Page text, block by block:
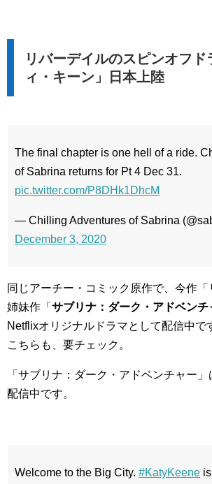
リバーデイルのスピンオフド
ィ・キーン」日本上陸
The final chapter is one hell of a ride.
of Sabrina returns for Pt 4 Dec 31.
pic.twitter.com/P8DHk1DhcM
— Chilling Adventures of Sabrina
December 3, 2020
同じアーチー・コミック原作で、今作
姉妹作「 サブリナ：ダーク・アドベンチ
Netflixオリジナルドラマとして配信中で
こちらも、要チェック。
「サブリナ：ダーク・アドベンチャー
配信中です。
Welcome to the Big City. #KatyKeene